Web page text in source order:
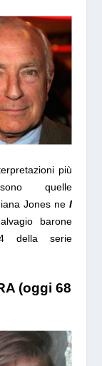
più
quelle
Jones ne I
barone
della serie
(oggi 68